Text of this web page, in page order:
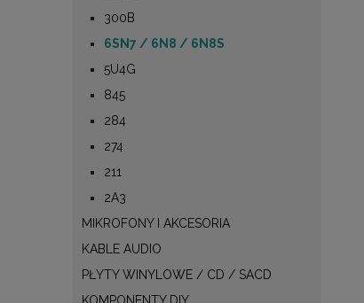
300B
6SN7 / 6N8 / 6N8S
5U4G
845
284
274
211
2A3
MIKROFONY I AKCESORIA
KABLE AUDIO
PŁYTY WINYLOWE / CD / SACD
KOMPONENTY DIY